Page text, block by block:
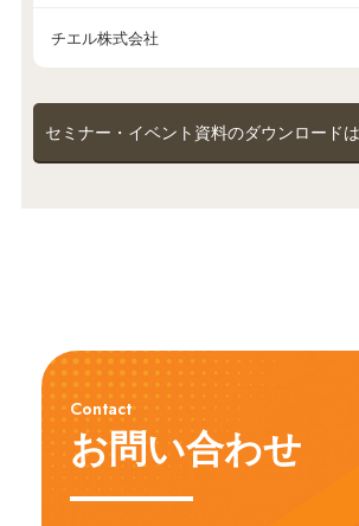
チエル株式会社
セミナー・イベント資料のダウンロード
Contact
お問い合わせ